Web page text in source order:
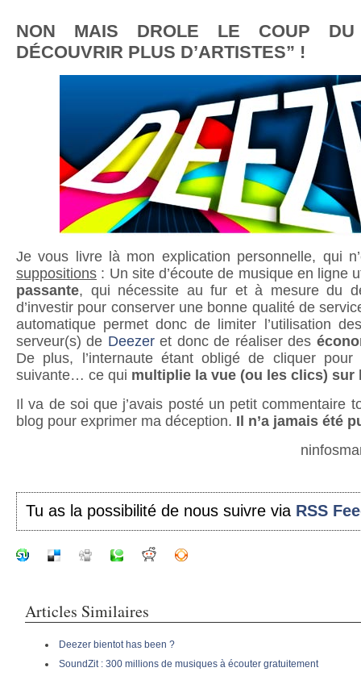
NON MAIS DROLE LE COUP DU
DÉCOUVRIR PLUS D’ARTISTES” !
Je vous livre là mon explication personnelle, qui
suppositions : Un site d’écoute de musique en ligne
passante, qui nécessite au fur et à mesure du
d’investir pour conserver une bonne qualité de
automatique permet donc de limiter l’utilisation
serveur(s) de Deezeret donc de réaliser des
De plus, l’internaute étant obligé de cliquer
suivante… ce qui multiplie la vue (ou les clics) sur
Il va de soi que j’avais posté un petit commentaire
blog pour exprimer ma déception. Il n’a jamais été
Tu as la possibilité de nous suivre via RSS
Articles Similaires
Deezer bientot has been ?
SoundZit : 300 millions de musiques à écouter gratuitement